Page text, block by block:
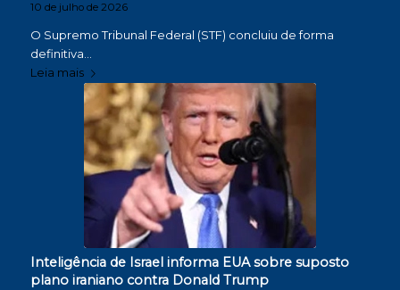
10 de julho de 2026
O Supremo Tribunal Federal (STF) concluiu de forma
definitiva…
Leia mais
Inteligência de Israel informa EUA sobre suposto
plano iraniano contra Donald Trump